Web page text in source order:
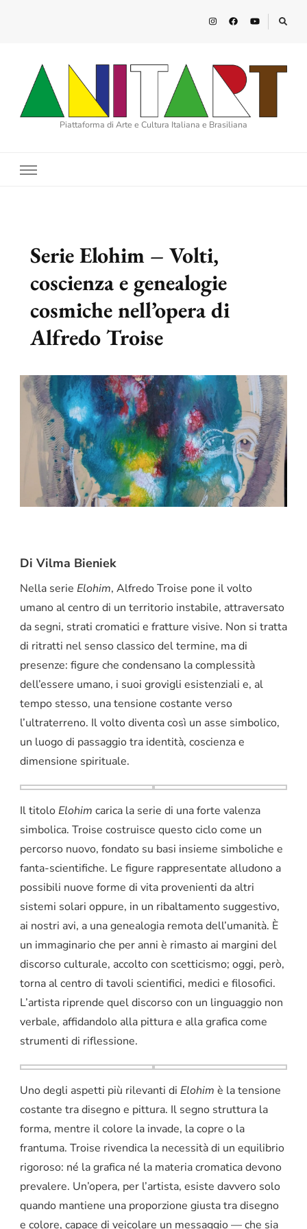
Piattaforma di Arte e Cultura Italiana e Brasiliana
Serie Elohim – Volti,
coscienza e genealogie
cosmiche nell’opera di
Alfredo Troise
Di Vilma Bieniek
Nella serie Elohim, Alfredo Troise pone il volto
umano al centro di un territorio instabile, attraversato
da segni, strati cromatici e fratture visive. Non si tratta
di ritratti nel senso classico del termine, ma di
presenze: figure che condensano la complessità
dell’essere umano, i suoi grovigli esistenziali e, al
tempo stesso, una tensione costante verso
l’ultraterreno. Il volto diventa così un asse simbolico,
un luogo di passaggio tra identità, coscienza e
dimensione spirituale.
Il titoloElohim carica la serie di una forte valenza
simbolica. Troise costruisce questo ciclo come un
percorso nuovo, fondato su basi insieme simboliche e
fanta-scientifiche. Le figure rappresentate alludono a
possibili nuove forme di vita provenienti da altri
sistemi solari oppure, in un ribaltamento suggestivo,
ai nostri avi, a una genealogia remota dell’umanità. È
un immaginario che per anni è rimasto ai margini del
discorso culturale, accolto con scetticismo; oggi, però,
torna al centro di tavoli scientifici, medici e filosofici.
L’artista riprende quel discorso con un linguaggio non
verbale, affidandolo alla pittura e alla grafica come
strumenti di riflessione.
Uno degli aspetti più rilevanti di Elohim è la tensione
costante tra disegno e pittura. Il segno struttura la
forma, mentre il colore la invade, la copre o la
frantuma. Troise rivendica la necessità di un equilibrio
rigoroso: né la grafica né la materia cromatica devono
prevalere. Un’opera, per l’artista, esiste davvero solo
quando mantiene una proporzione giusta tra disegno
e colore, capace di veicolare un messaggio — che sia